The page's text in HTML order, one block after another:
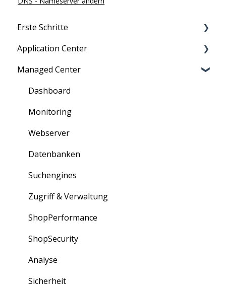
Erste Schritte
Migration zu maxcluster
Nutzerverwaltung
Zugriff
Information für Neukunden
Application Center
Persönliche Daten
Übersicht über Kunden, Cluster und mehr
Verträge: Bestellung und Kündigung
Rechnungen
Bestellungen
Erweiterungen
Partner-Portal
Managed Center
Dashboard
Monitoring
Webserver
Datenbanken
Suchengines
Zugriff & Verwaltung
ShopPerformance
ShopSecurity
Analyse
Sicherheit